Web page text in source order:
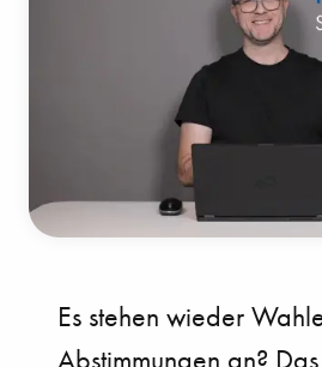
Es stehen wieder
Abstimmungen an?